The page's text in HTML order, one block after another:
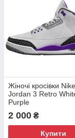
Жіночі кросівки
Jordan 3 Retro
Purple
2 000 ₴
Купити